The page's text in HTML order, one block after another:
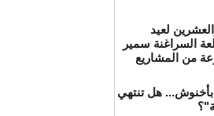
لعيد
السراغنة سمير
من المشاريع
هل تنتهي